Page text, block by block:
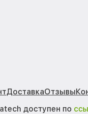
ДоставкаОтзывы
доступен по